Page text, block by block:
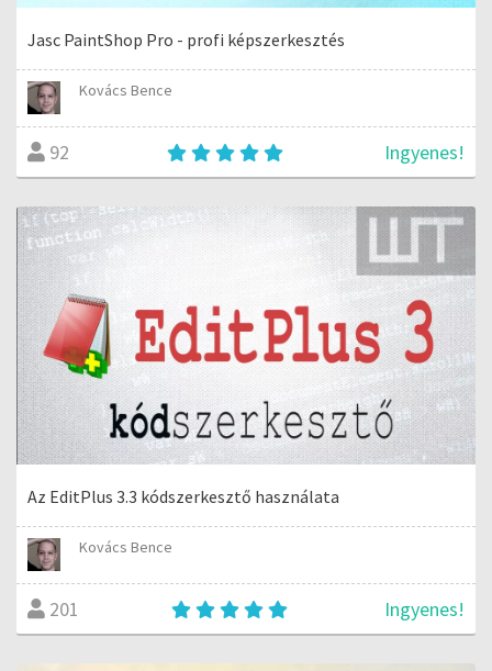
Jasc PaintShop Pro - profi képszerkesztés
Kovács Bence
92 Ingyenes!
Az EditPlus 3.3 kódszerkesztő használata
Kovács Bence
201 Ingyenes!